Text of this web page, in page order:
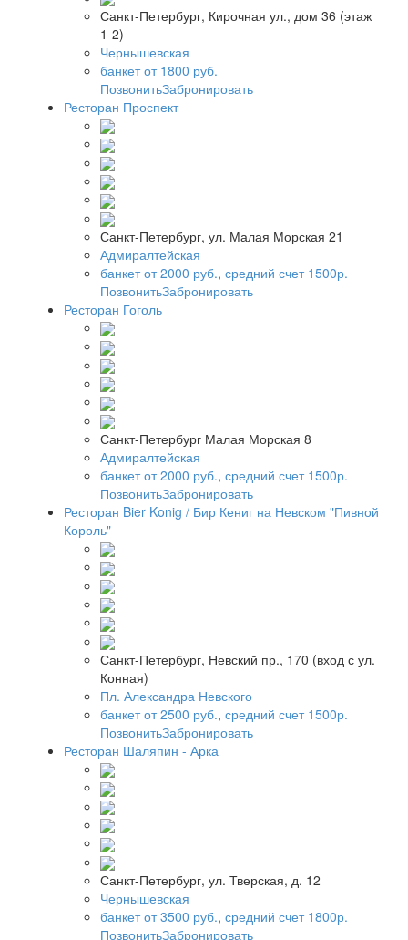
Санкт-Петербург, Кирочная ул., дом 36 (этаж
1-2)
Чернышевская
банкет от 1800 руб.
ПозвонитьЗабронировать
Ресторан Проспект
Санкт-Петербург, ул. Малая Морская 21
Адмиралтейская
банкет от 2000 руб., средний счет 1500р.
ПозвонитьЗабронировать
Ресторан Гоголь
Санкт-Петербург Малая Морская 8
Адмиралтейская
банкет от 2000 руб., средний счет 1500р.
ПозвонитьЗабронировать
Ресторан Bier Konig / Бир Кениг на Невском "Пивной
Король"
Санкт-Петербург, Невский пр., 170 (вход с ул.
Конная)
Пл. Александра Невского
банкет от 2500 руб., средний счет 1500р.
ПозвонитьЗабронировать
Ресторан Шаляпин - Арка
Санкт-Петербург, ул. Тверская, д. 12
Чернышевская
банкет от 3500 руб., средний счет 1800р.
ПозвонитьЗабронировать